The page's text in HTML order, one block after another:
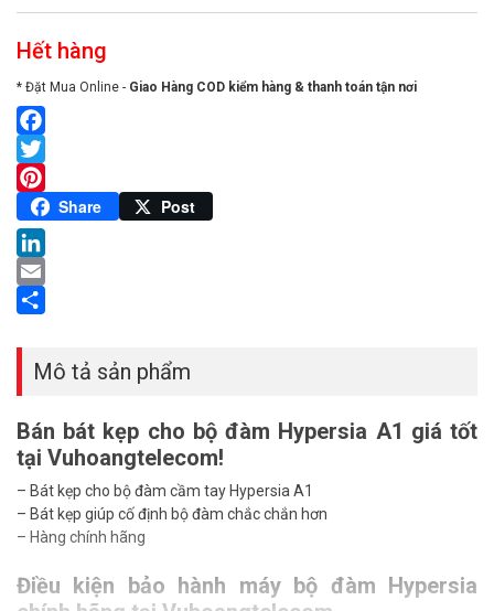
Hết hàng
* Đặt Mua Online - Giao Hàng COD kiểm hàng & thanh toán tận nơi
Facebook
Twitter
Pinterest
Share Post
LinkedIn
Email
Mô tả sản phẩm
Bán bát kẹp cho bộ đàm Hypersia A1 giá tốt
tại Vuhoangtelecom!
– Bát kẹp cho bộ đàm cầm tay Hypersia A1
– Bát kẹp giúp cố định bộ đàm chắc chắn hơn
– Hàng chính hãng
Điều kiện bảo hành máy bộ đàm Hypersia